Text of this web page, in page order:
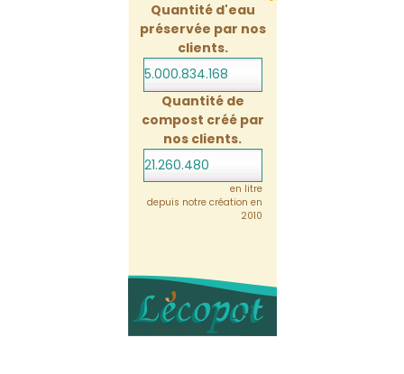
Quantité d'eau
préservée par nos
clients.
5.000.834.168
Quantité de
compost créé par
nos clients.
21.260.480
en litre
depuis notre création en
2010